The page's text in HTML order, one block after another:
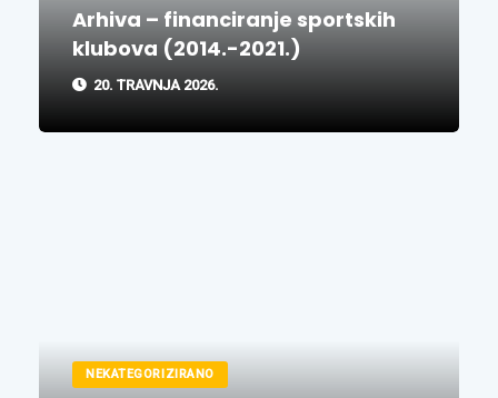
Arhiva – financiranje sportskih
klubova (2014.-2021.)
20. TRAVNJA 2026.
NEKATEGORIZIRANO